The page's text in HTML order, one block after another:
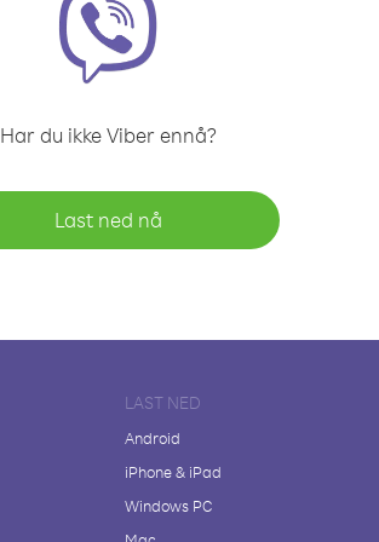
Har du ikke Viber ennå?
Last ned nå
LAST NED
Android
iPhone & iPad
Windows PC